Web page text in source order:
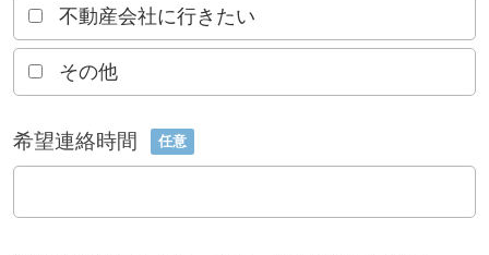
不動産会社に行きたい
その他
希望連絡時間 任意